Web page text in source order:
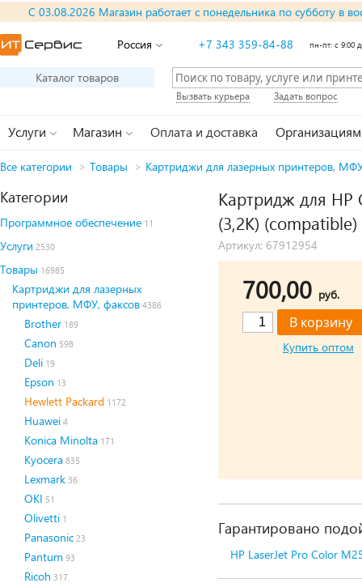
С 03.08.2026 Магазин работает с понедельника по субботу в
Россия +7 343 359-84-88 пн-пт: с 9:00
Каталог товаров
Вызвать курьера Задать вопрос
Услуги Магазин Оплата и доставка Организациям
Все категории > Товары > Картриджи для лазерных принтеров,
Категории
Программное обеспечение 11
Услуги 2530
Товары 16985
Картриджи для лазерных
принтеров, МФУ, факсов 4386
Brother 189
Canon 598
Deli 19
Epson 13
Hewlett Packard 1172
Huawei 4
Konica Minolta 171
Kyocera 835
Lexmark 36
OKI 51
Olivetti 1
Panasonic 23
Pantum 93
Ricoh 317
Картридж для HP
(3,2K) (compatible)
Артикул: 67912954
700,00 руб.
Купить оптом
Гарантировано
HP LaserJet Pro Color